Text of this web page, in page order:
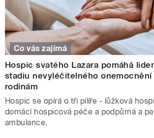
Co vás zajímá
Hospic svatého Lazara pomáhá
stadiu nevyléčitelného
rodinám
Hospic se opírá o tři pilíře - lůžková
domácí hospicová péče a podpůrná a
ambulance.